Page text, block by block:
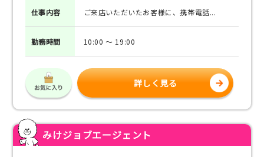
仕事内容 ご来店いただいたお客様に、携帯電話...
勤務時間 10:00 ～ 19:00
詳しく見る
みけジョブエージェント